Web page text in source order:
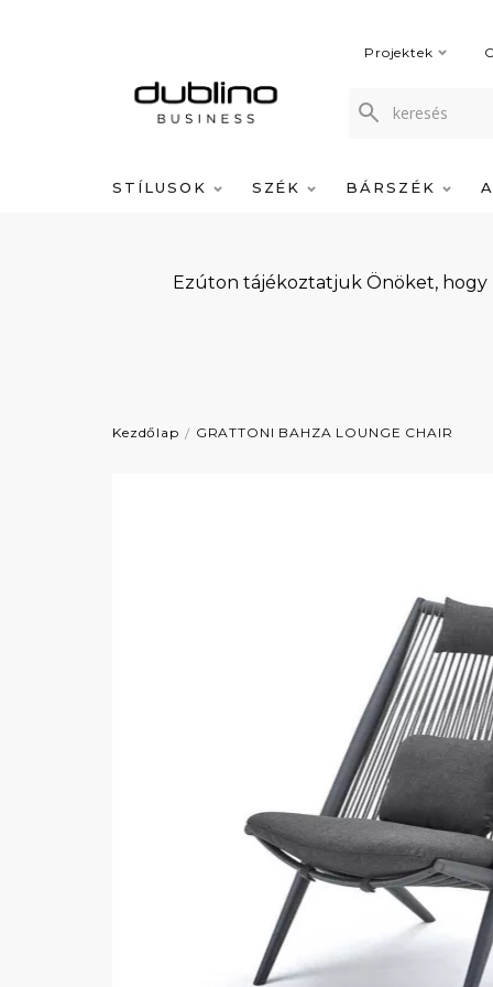
Projektek
STÍLUSOK SZÉK BÁRSZÉK
Ezúton tájékoztatjuk Önöket, hogy
Kezdőlap GRATTONI BAHZA LOUNGE CHAIR